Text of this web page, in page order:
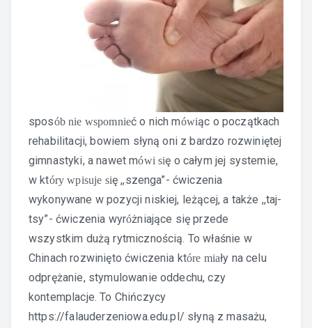
sposób nie wspomnieć o nich mówiąc o początkach
rehabilitacji, bowiem słyną oni z bardzo rozwiniętej
gimnastyki, a nawet mówi się o całym jej systemie,
w który wpisuje się ,,szenga”- ćwiczenia
wykonywane w pozycji niskiej, leżącej, a także ,,taj-
tsy”- ćwiczenia wyróżniające się przede
wszystkim dużą rytmicznością. To właśnie w
Chinach rozwinięto ćwiczenia które miały na celu
odprężanie, stymulowanie oddechu, czy
kontemplacje. To Chińczycy
https://falauderzeniowa.edu.pl/ słyną z masażu,